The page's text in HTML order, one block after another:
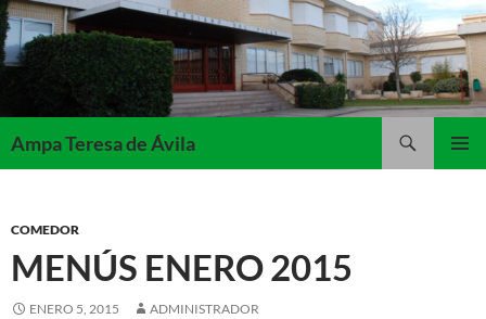
Saltar
al
contenido
Ampa Teresa de Ávila
COMEDOR
MENÚS ENERO 2015
ENERO 5, 2015 ADMINISTRADOR